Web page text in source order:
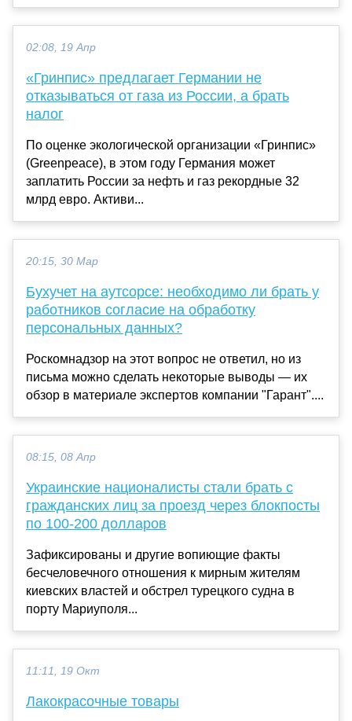
02:08, 19 Апр
«Гринпис» предлагает Германии не
отказываться от газа из России, а брать
налог
По оценке экологической организации «Гринпис»
(Greenpeace), в этом году Германия может
заплатить России за нефть и газ рекордные 32
млрд евро. Активи...
20:15, 30 Мар
Бухучет на аутсорсе: необходимо ли брать у
работников согласие на обработку
персональных данных?
Роскомнадзор на этот вопрос не ответил, но из
письма можно сделать некоторые выводы — их
обзор в материале экспертов компании "Гарант"....
08:15, 08 Апр
Украинские националисты стали брать с
гражданских лиц за проезд через блокпосты
по 100-200 долларов
Зафиксированы и другие вопиющие факты
бесчеловечного отношения к мирным жителям
киевских властей и обстрел турецкого судна в
порту Мариуполя...
11:11, 19 Окт
Лакокрасочные товары